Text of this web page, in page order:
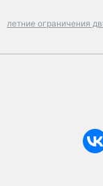
летние ограничения